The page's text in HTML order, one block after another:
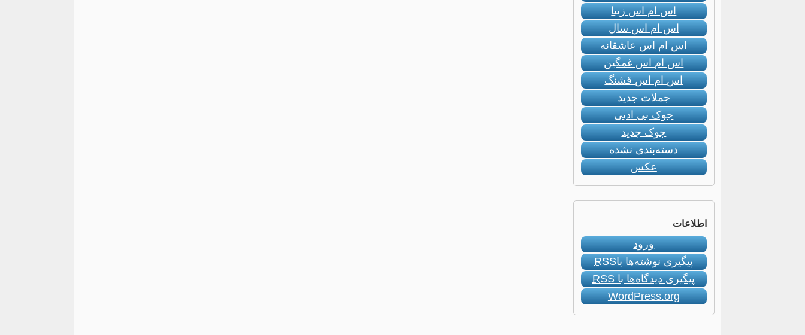
اس ام اس زیبا
اس ام اس سال
اس ام اس عاشقانه
اس ام اس غمگین
اس ام اس قشنگ
جملات جدید
جوک بی ادبی
جوک جدید
دسته‌بندی نشده
عکس
اطلاعات
ورود
پیگیری نوشته‌ها باRSS
پیگیری دیدگاه‌ها باRSS
WordPress.org